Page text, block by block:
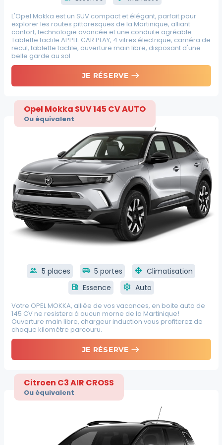
L'Opel Mokka est un SUV compact et élégant, parfait pour
explorer les routes pittoresques de la Martinique, alliant
confort, technologie avancée et une conduite agréable.
Tablette tactile APPLE CAR PLAY, 4 vitres électrique, caméra de
recul, tablette tactile, ouverture main libre, disposant d'une
belle garde au sol
JE RÉSERVE east
Opel Mokka SUV 145 CV AUTO
Ou équivalent
group 5 places airport_shuttle 5 portes ac_unit Climatisation
local_gas_station Essence settings Auto
Votre OPEL MOKKA, alliée de vos vacances, en boite auto de
145 CV ne resistera à aucun morne de la Martinique!
Ouverture main libre, chargeur induction vous profiterez de
chaque kilomètre parcouru.
JE RÉSERVE east
Citroen C3 AIR CROSS
Ou équivalent